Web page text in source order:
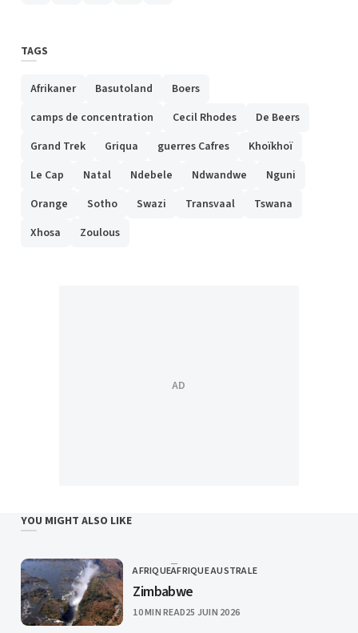
TAGS
Afrikaner Basutoland
Boers
camps de concentration
Cecil Rhodes
De Beers
Grand Trek
Griqua guerres Cafres
Khoïkhoï
Le Cap
Natal Ndebele Ndwandwe
Nguni
Orange
Sotho Swazi Transvaal
Tswana
Xhosa
Zoulous
YOU MIGHT ALSO LIKE
CATEGORY
AFRIQUEAFRIQUE AUSTRALE
Zimbabwe
10 MIN READPUBLISHED
25 JUIN 2026